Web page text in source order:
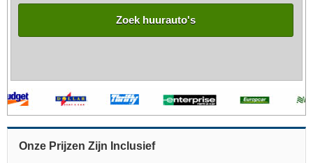
Zoek huurauto's
Onze Prijzen Zijn Inclusief